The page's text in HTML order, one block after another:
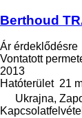
Berthoud
Ár érdeklődésre
Vontatott
2013
Hatóterület 21
Ukrajna,